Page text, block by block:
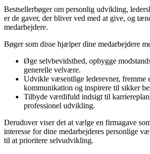
Bestsellerbøger om personlig udvikling,
er de gaver, der bliver ved med at give, og
medarbejdere.
Bøger som disse hjælper dine medarbejdere
Øge selvbevidsthed, opbygge
generelle velvære.
Udvikle væsentlige lederevner, fremme
kommunikation og inspirere til sikker
Tilbyde værdifuld indsigt til
professionel udvikling.
Derudover viser det at vælge en firmagave
interesse for dine medarbejderes personlige
til at prioritere selvudvikling.